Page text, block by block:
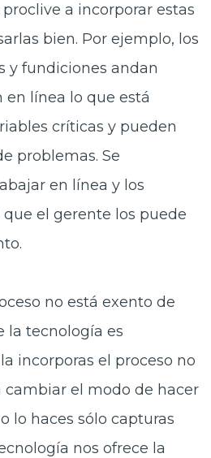
a incorporar estas
bien. Por ejemplo, los
y fundiciones andan
en línea lo que está
críticas y pueden
problemas. Se
en línea y los
el gerente los puede
no está exento de
la tecnología es
incorporas el proceso no
el modo de hacer
lo haces sólo capturas
nos ofrece la